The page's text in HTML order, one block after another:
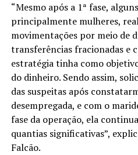
“Mesmo após a 1ª fase,
principalmente mulheres,
movimentações por meio de
transferências fracionadas e
estratégia tinha como
do dinheiro. Sendo assim,
das suspeitas após
desempregada, e com o
fase da operação, ela
quantias significativas”,
Falcão.